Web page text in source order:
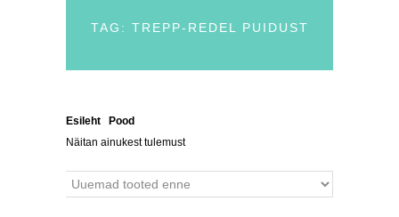
TAG: TREPP-REDEL PUIDUST
Esileht Pood
Näitan ainukest tulemust